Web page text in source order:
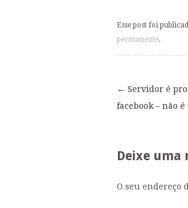
Esse post foi
permanente.
Posts
← Servidor é
facebook – não é
Deixe uma
O seu endereço